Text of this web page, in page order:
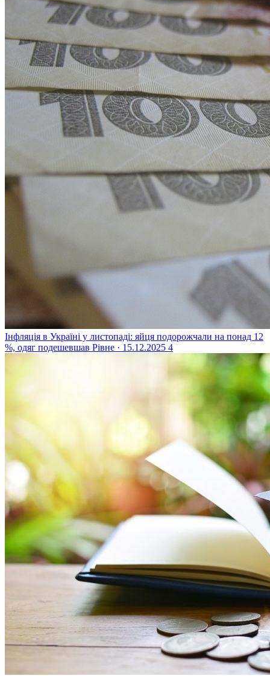
Інфляція в Україні у листопаді: яйця подорожчали на понад 12
%, одяг подешевшав Рівне · 15.12.2025 4